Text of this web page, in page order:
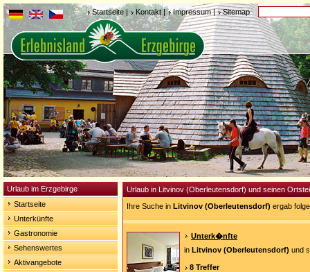
Startseite| Kontakt| Impressum| Sitemap
Urlaub im Erzgebirge
Startseite
Unterkünfte
Gastronomie
Sehenswertes
Aktivangebote
Urlaub in Litvinov (Oberleutensdorf) und seinen
Ihre Suche in Litvinov (Oberleutensdorf) ergab
Unterk�nfte
in Litvinov (Oberleutensdorf) und
8 Treffer